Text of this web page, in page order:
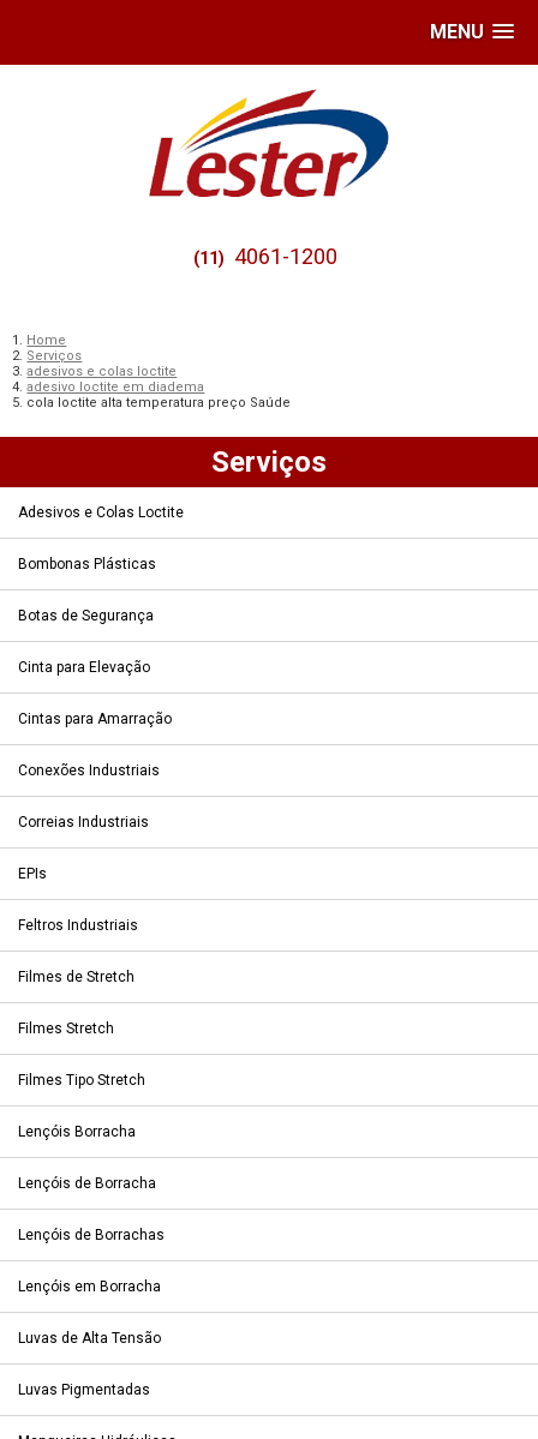
MENU
(11) 4061-1200
Home
Serviços
adesivos e colas loctite
adesivo loctite em diadema
cola loctite alta temperatura preço Saúde
Serviços
Adesivos e Colas Loctite
Bombonas Plásticas
Botas de Segurança
Cinta para Elevação
Cintas para Amarração
Conexões Industriais
Correias Industriais
EPIs
Feltros Industriais
Filmes de Stretch
Filmes Stretch
Filmes Tipo Stretch
Lençóis Borracha
Lençóis de Borracha
Lençóis de Borrachas
Lençóis em Borracha
Luvas de Alta Tensão
Luvas Pigmentadas